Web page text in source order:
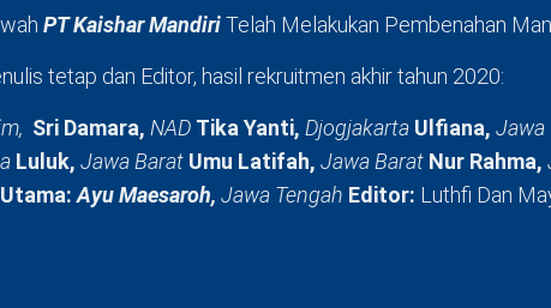
PT Kaishar MandiriTelah Melakukan Pembenahan
tetap dan Editor, hasil rekruitmen akhir tahun 2020:
Sri Damara, NAD Tika Yanti, Djogjakarta Ulfiana, Jawa
Luluk, Jawa Barat Umu Latifah, Jawa Barat Nur Rahma,
Ayu Maesaroh, Jawa Tengah Editor: Luthfi Dan